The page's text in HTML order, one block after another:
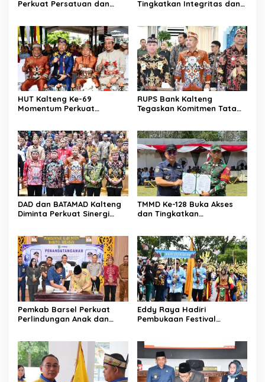
Perkuat Persatuan dan
Tingkatkan Integritas dan
HUT Kalteng Ke-69
Momentum Perkuat
RUPS Bank Kalteng
Tegaskan Komitmen Tata
DAD dan BATAMAD Kalteng
Diminta Perkuat Sinergi
TMMD Ke-128 Buka Akses
dan Tingkatkan
Pemkab Barsel Perkuat
Perlindungan Anak dan
Eddy Raya Hadiri
Pembukaan Festival